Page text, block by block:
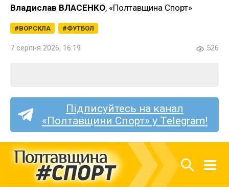
Владислав ВЛАСЕНКО, «Полтавщина Спорт»
ВОРСКЛА ФУТБОЛ
7 серпня 2026, 16:19 526
Підписуйтесь на канал
«Полтавщини Спорт» у Telegram!